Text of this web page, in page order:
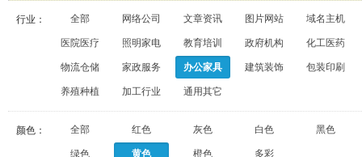
行业： 全部 网络公司 文章资讯 图片网站 域名主机
医院医疗 照明家电 教育培训 政府机构 化工医药
物流仓储 家政服务 办公家具 建筑装饰 包装印刷
养殖种植 加工行业 通用其它
颜色： 全部 红色 灰色 白色 黑色
绿色 黄色 橙色 多彩